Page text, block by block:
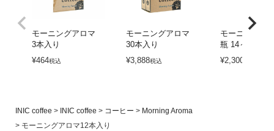
モーニングアロマ
3本入り
¥464税込
モーニングアロマ
30本入り
¥3,888税込
モーニングア
瓶 14～28杯分
¥2,300
INIC coffee INIC coffee コーヒー
Morning Aroma
モーニングアロマ12本入り